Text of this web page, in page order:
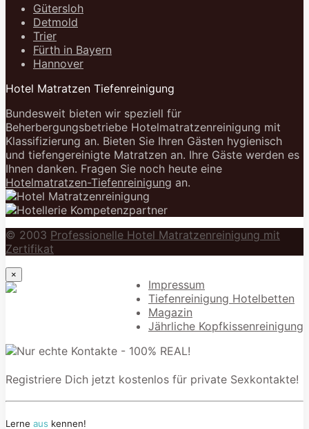
Gütersloh
Detmold
Trier
Fürth in Bayern
Hannover
Hotel Matratzen Tiefenreinigung
Bundesweit bieten wir speziell für
Beherbergungsbetriebe Hotelmatratzenreinigung mit
Klassifizierung an. Bieten Sie Ihren Gästen hygienisch
und tiefengereinigte Matratzen an. Ihre Gäste werden es
Ihnen danken. Fragen Sie noch heute eine
Hotelmatratzen-Tiefenreinigung an.
© 2003 Professionelle Hotel Matratzenreinigung mit
Zertifikat
Impressum
Tiefenreinigung Hotelbetten
Magazin
Jährliche Kopfkissenreinigung
×
Registriere Dich jetzt kostenlos für private Sexkontakte!
Lerne aus kennen!